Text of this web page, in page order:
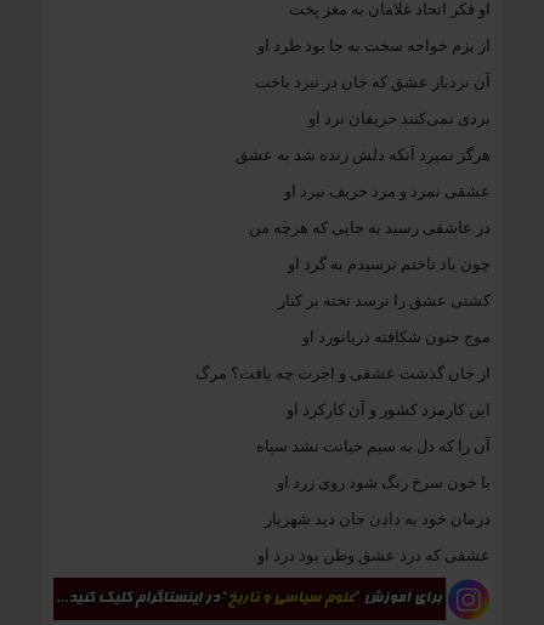
او فکر اتحاد غلامان به مغز پخت
از بزم خواجه سخت به جا بود طرد او
آن نردباز عشق که جان در نبرد باخت
بردی نمی‌کنند حریفان نرد او
هرگز نمیرد آنکه دلش زنده شد به عشق
عشقی نمرد و مرد حریف نبرد او
در عاشقی رسید به جایی که هرچه من
چون باد تاختم نرسیدم به گرد او
کشتی عشق را نرسد تخته بر کنار
موج جنون شکافته دریانورد او
از جان گذشت عشقی و اجرت چه یافت؟ مرگ
این کارمزد کشور و آن کارکرد او
آن را که دل به سیم خیانت نشد سیاه
با خون سرخ رنگ شود روی زرد او
درمان خود به دادن جان دید شهریار
عشقی که درد عشق وطن بود درد او